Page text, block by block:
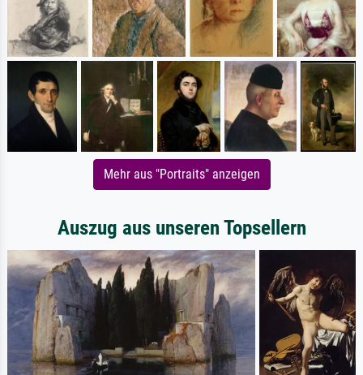
Mehr aus "Portraits" anzeigen
Auszug aus unseren Topsellern